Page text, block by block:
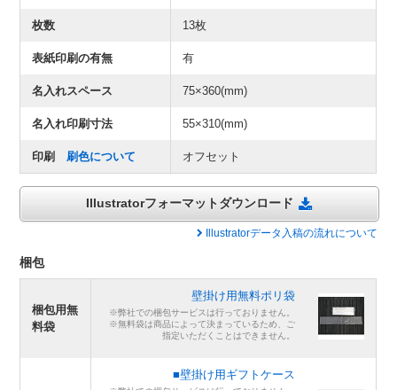
枚数 13枚
表紙印刷の有無 有
名入れスペース 75×360(mm)
名入れ印刷寸法 55×310(mm)
印刷 刷色について オフセット
Illustratorフォーマットダウンロード
Illustratorデータ入稿の流れについて
梱包
梱包用無
料袋
壁掛け用無料ポリ袋
※弊社での梱包サービスは行っておりません。
※無料袋は商品によって決まっているため、ご
指定いただくことはできません。
■壁掛け用ギフトケース